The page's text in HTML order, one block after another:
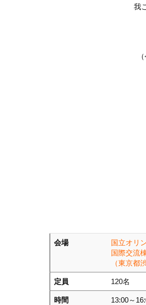
我
会場
国立オリ
国際交流
（東京都
定員 120名
時間
13:00～